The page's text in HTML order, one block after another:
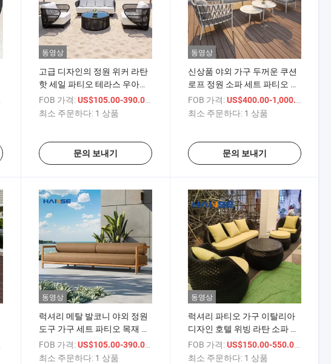
동영상
고급 디자인의 정원 위커 라탄
핫 세일 파티오 테라스 우아한
3인용 소파
FOB 가격: US$105.00-390.00
최소 주문하다: 1 상품
문의 보내기
동영상
신상품 야외 가구 두꺼운 쿠션
로프 정원 소파 세트 파티오 다
이닝 야외 라탄 가구 드롭쉬핑
야외 티크 가구 심플 소파 세트
FOB 가격: US$400.00-1,000.00
최소 주문하다: 1 상품
문의 보내기
동영상
럭셔리 메탈 발코니 야외 정원
도구 가구 세트 파티오 목재 짜
임 소파 PE 라탄 해변 의자와
테이블
FOB 가격: US$105.00-390.00
최소 주문하다: 1 상품
동영상
럭셔리 파티오 가구 이탈리아
디자인 호텔 위빙 라탄 소파 세
트 금속 강철 원단 야외 정원 섹
셔널 소파
FOB 가격: US$150.00-550.00
최소 주문하다: 1 상품